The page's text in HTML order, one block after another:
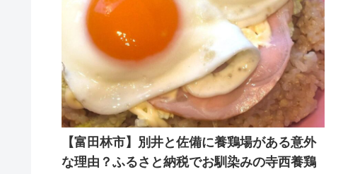
【富田林市】別井と佐備に養鶏場がある意外
な理由？ふるさと納税でお馴染みの寺西養鶏